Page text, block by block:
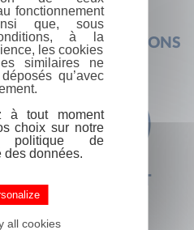
FOIRE AUX QUESTIONS
CONTACT
fonctionnement
que, sous
à la
les cookies
similaires ne
qu’avec
à tout moment
choix sur notre
de
des données.
all cookies